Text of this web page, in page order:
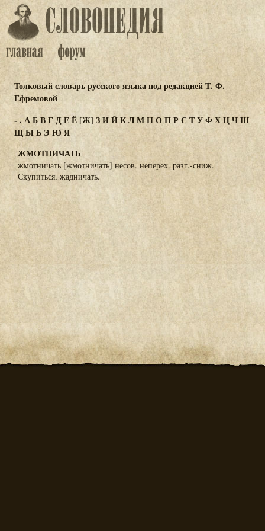
Толковый словарь русского языка под редакцией Т. Ф.
Ефремовой
- . АБВГДЕЁ [Ж] ЗИЙКЛМНОПРС ТУФХЦЧШ
ЩЫЬЭ ЮЯ
ЖМОТНИЧАТЬ
жмотничать [жмотничать] несов. неперех. разг.-сниж.
Скупиться, жадничать.